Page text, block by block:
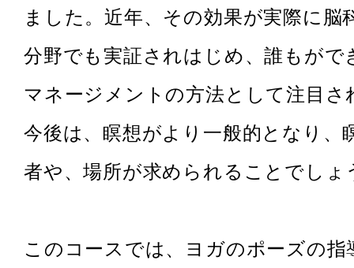
ました。近年、その効果が実際に脳
分野でも実証されはじめ、誰もがで
マネージメントの方法として注目さ
今後は、瞑想がより一般的となり、
者や、場所が求められることでしょ
このコースでは、ヨガのポーズの指